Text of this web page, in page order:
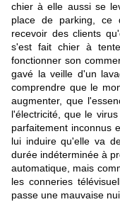
chier à elle aussi se
place de parking, ce
recevoir des clients
s'est fait chier à
fonctionner son
gavé la veille d'un
comprendre que le
augmenter, que
l'électricité, que le
parfaitement inconnus
lui induire qu'elle va
durée indéterminée à
automatique, mais
les conneries
passe une mauvaise